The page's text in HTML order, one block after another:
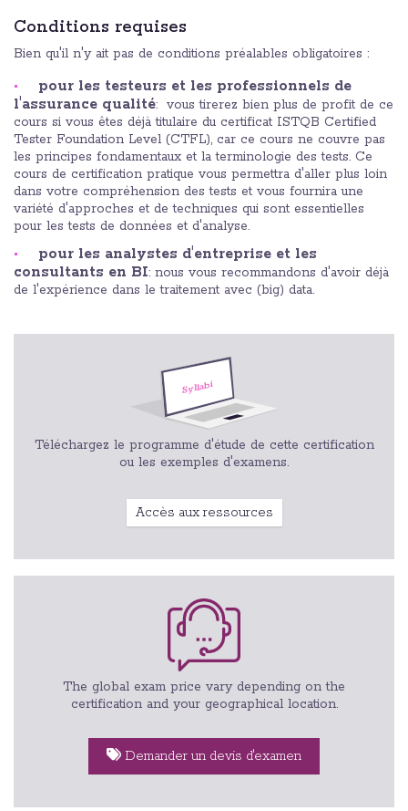
Conditions requises
Bien qu'il n'y ait pas de conditions préalables obligatoires :
pour les testeurs et les professionnels de
l'assurance qualité: vous tirerez bien plus de profit de ce
cours si vous êtes déjà titulaire du certificat ISTQB Certified
Tester Foundation Level (CTFL), car ce cours ne couvre pas
les principes fondamentaux et la terminologie des tests. Ce
cours de certification pratique vous permettra d'aller plus loin
dans votre compréhension des tests et vous fournira une
variété d'approches et de techniques qui sont essentielles
pour les tests de données et d'analyse.​
pour les analystes d'entreprise et les
consultants en BI: nous vous recommandons d'avoir déjà
de l'expérience dans le traitement avec (big) data.
Téléchargez le programme d'étude de cette certification
ou les exemples d'examens.
Accès aux ressources
The global exam price vary depending on the
certification and your geographical location.
Demander un devis d'examen